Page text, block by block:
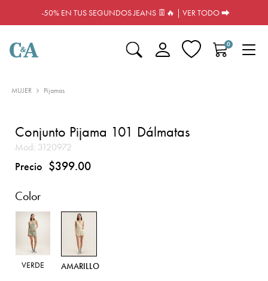
-50% EN TUS SEGUNDOS JEANS 👖🔥 | VER TODO ⮕
0
MUJER Pijamas
Conjunto Pijama 101 Dálmatas
Mod: 3120972
Precio $399.00
Color
VERDE AMARILLO